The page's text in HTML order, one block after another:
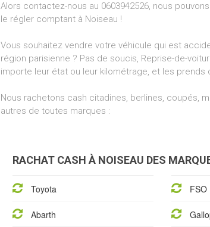
Alors contactez-nous au 0603942526, nous
le régler comptant à Noiseau !
Vous souhaitez vendre votre véhicule qui est
région parisienne ? Pas de soucis, Reprise-de-
importe leur état ou leur kilométrage, et les
Nous rachetons cash citadines, berlines, coupés,
autres de toutes marques :
RACHAT CASH À NOISEAU DES
Toyota
Abarth
FSO